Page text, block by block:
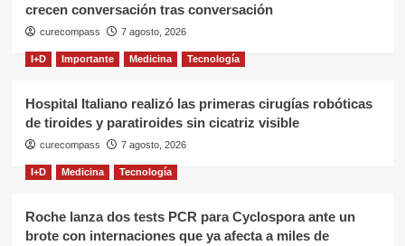
crecen conversación tras conversación
curecompass 7 agosto, 2026
I+D Importante Medicina Tecnología
Hospital Italiano realizó las primeras cirugías robóticas
de tiroides y paratiroides sin cicatriz visible
curecompass 7 agosto, 2026
I+D Medicina Tecnología
Roche lanza dos tests PCR para Cyclospora ante un
brote con internaciones que ya afecta a miles de